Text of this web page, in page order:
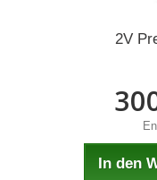
2V
In den